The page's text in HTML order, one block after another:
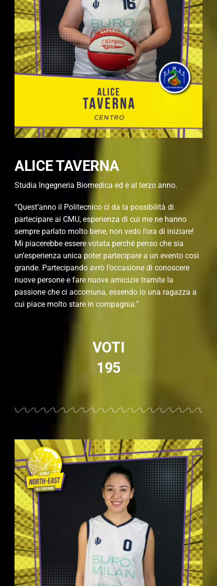
ALICE TAVERNA
Studia Ingegneria Biomedica ed è al terzo anno.
“Quest’anno il Politecnico ci da la possibilità di
partecipare ai CMU, esperienza di cui me ne hanno
sempre parlato molto bene, non vedo l’ora di iniziare!
Mi piacerebbe essere votata perché penso che sia
un’esperienza unica poter partecipare a un evento così
grande. Partecipando avrò l’occasione di conoscere
nuove persone e fare nuove amicizie tramite la
passione che ci accomuna, essendo io una ragazza a
cui piace molto stare in compagnia.”
VOTI
195